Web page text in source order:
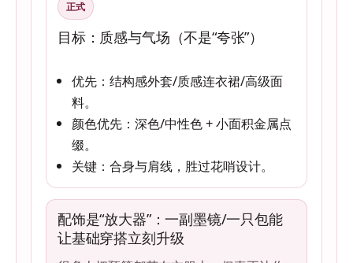
正式
目标：质感与气场（不是“夸张”）
优先：结构感外套/质感连衣裙/高级面
料。
颜色优先：深色/中性色 + 小面积金属点
缀。
关键：合身与肩线，胜过花哨设计。
配饰是“放大器”：一副墨镜/一只包能
让基础穿搭立刻升级